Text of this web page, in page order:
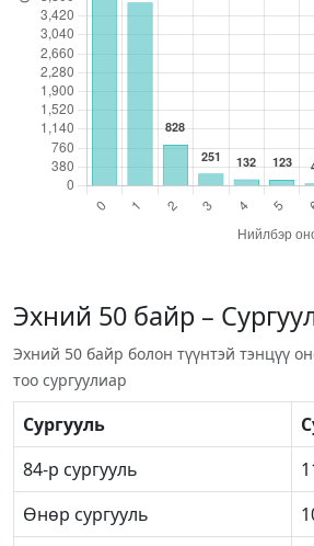
Эхний 50 байр –
Эхний 50 байр болон түүнтэй тэнцүү
тоо сургуулиар
Сургууль
84-р сургууль
Өнөр сургууль